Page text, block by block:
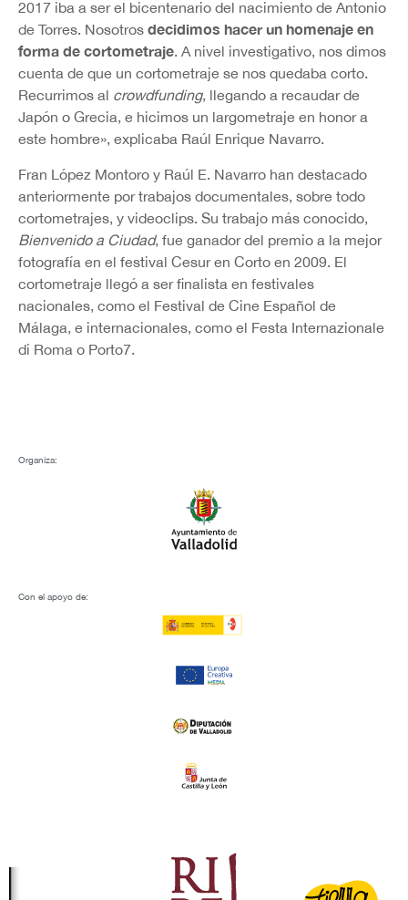
2017 iba a ser el bicentenario del nacimiento de Antonio
de Torres. Nosotros decidimos hacer un homenaje en
forma de cortometraje. A nivel investigativo, nos dimos
cuenta de que un cortometraje se nos quedaba corto.
Recurrimos al crowdfunding, llegando a recaudar de
Japón o Grecia, e hicimos un largometraje en honor a
este hombre», explicaba Raúl Enrique Navarro.
Fran López Montoro y Raúl E. Navarro han destacado
anteriormente por trabajos documentales, sobre todo
cortometrajes, y videoclips. Su trabajo más conocido,
Bienvenido a Ciudad, fue ganador del premio a la mejor
fotografía en el festival Cesur en Corto en 2009. El
cortometraje llegó a ser finalista en festivales
nacionales, como el Festival de Cine Español de
Málaga, e internacionales, como el Festa Internazionale
di Roma o Porto7.
Organiza:
Con el apoyo de: